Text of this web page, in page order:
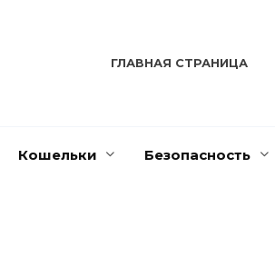
ГЛАВНАЯ СТРАНИЦА
Кошельки Безопасность